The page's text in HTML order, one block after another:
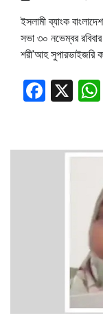
ইসলামী ব্যাংক
সভা ৩০ নভেম্বর
শরী’আহ সুপারভাইজরি
X